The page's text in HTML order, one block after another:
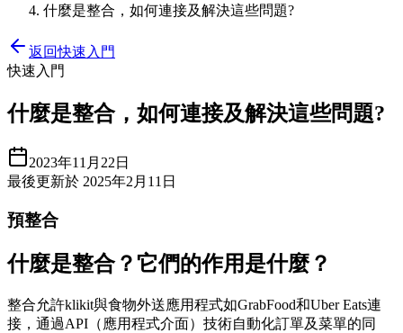
什麼是整合，如何連接及解決這些問題?
返回快速入門
快速入門
什麼是整合，如何連接及解決這些問題?
2023年11月22日
最後更新於 2025年2月11日
預整合
什麼是整合？它們的作用是什麼？
整合允許klikit與食物外送應用程式如GrabFood和Uber Eats連
接，通過API（應用程式介面）技術自動化訂單及菜單的同